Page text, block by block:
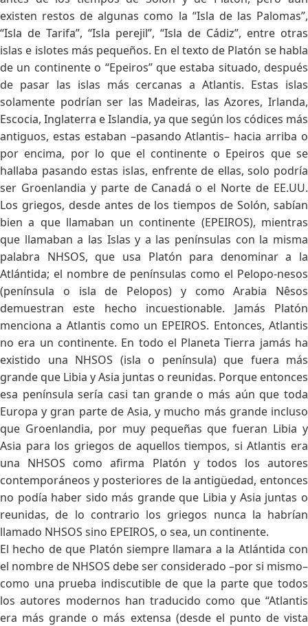
existen restos de algunas como la “Isla de las Palomas”,
“Isla de Tarifa”, “Isla perejil”, “Isla de Cádiz”, entre otras
islas e islotes más pequeños. En el texto de Platón se habla
de un continente o “Epeiros” que estaba situado, después
de pasar las islas más cercanas a Atlantis. Estas islas
solamente podrían ser las Madeiras, las Azores, Irlanda,
Escocia, Inglaterra e Islandia, ya que según los códices más
antiguos, estas estaban –pasando Atlantis– hacia arriba o
por encima, por lo que el continente o Epeiros que se
hallaba pasando estas islas, enfrente de ellas, solo podría
ser Groenlandia y parte de Canadá o el Norte de EE.UU.
Los griegos, desde antes de los tiempos de Solón, sabían
bien a que llamaban un continente (EPEIROS), mientras
que llamaban a las Islas y a las penínsulas con la misma
palabra NHSOS, que usa Platón para denominar a la
Atlántida; el nombre de penínsulas como el Pelopo-nesos
(península o isla de Pelopos) y como Arabia Nêsos
demuestran este hecho incuestionable. Jamás Platón
menciona a Atlantis como un EPEIROS. Entonces, Atlantis
no era un continente. En todo el Planeta Tierra jamás ha
existido una NHSOS (isla o península) que fuera más
grande que Libia y Asia juntas o reunidas. Porque entonces
esa península sería casi tan grande o más aún que toda
Europa y gran parte de Asia, y mucho más grande incluso
que Groenlandia, por muy pequeñas que fueran Libia y
Asia para los griegos de aquellos tiempos, si Atlantis era
una NHSOS como afirma Platón y todos los autores
contemporáneos y posteriores de la antigüedad, entonces
no podía haber sido más grande que Libia y Asia juntas o
reunidas, de lo contrario los griegos nunca la habrían
llamado NHSOS sino EPEIROS, o sea, un continente.
El hecho de que Platón siempre llamara a la Atlántida con
el nombre de NHSOS debe ser considerado –por si mismo–
como una prueba indiscutible de que la parte que todos
los autores modernos han traducido como que “Atlantis
era más grande o más extensa (desde el punto de vista